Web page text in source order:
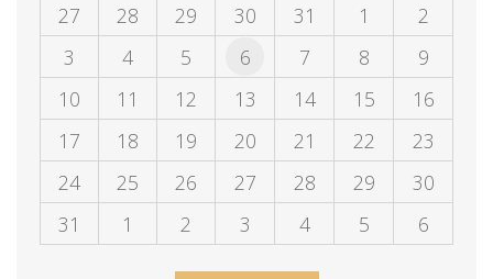
27
28 29 30 31 1
2
3
4 5 6 7 8
9
10
11 12 13 14 15
16
17
18 19 20 21 22
23
24
25 26 27 28 29
30
31
1 2 3 4 5 6